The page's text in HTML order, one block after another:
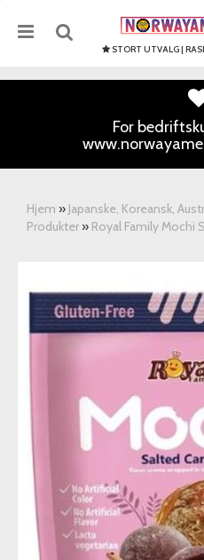
STORT UTVALG |
For
Hjem » Japanske, Koreansk,
Produkter » Royal Family Mochi